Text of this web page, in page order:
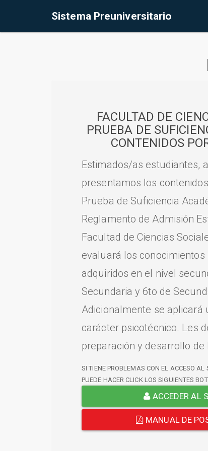
Sistema Preuniversitario
FACULTAD DE
PRUEBA DE
CONTENIDOS
Estimados/as estudiantes,
presentamos los
Prueba de Suficiencia
Reglamento de Admisión
Facultad de Ciencias
evaluará los conocimientos
adquiridos en el nivel
Secundaria y 6to de
Adicionalmente se aplicará
carácter psicotécnico. Les
preparación y desarrollo de
SI TIENE PROBLEMAS CON EL ACCESO AL
PUEDE HACER CLICK LOS SIGUIENTES
ACCEDER AL
MANUAL DE